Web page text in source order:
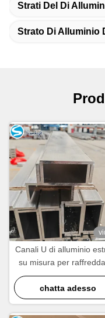
Strati Del Di
Strato Di Alluminio
Canali U di alluminio
su misura per
d'olio leggeri ad alta
conduttività termica
chatta adesso